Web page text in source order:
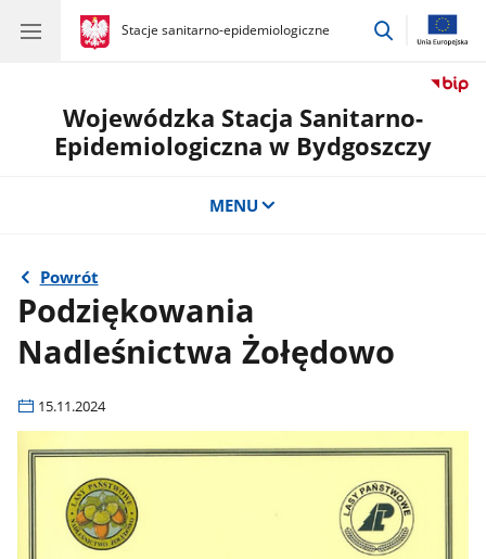
gov.pl
Stacje sanitarno-epidemiologiczne
gov.pl
Stacje
przejdź
Wojewódzka Stacja Sanitarno-
Epidemiologiczna w Bydgoszczy
MENU
Powrót
Podziękowania
Nadleśnictwa Żołędowo
15.11.2024